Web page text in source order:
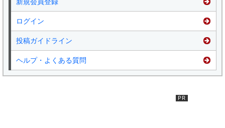
ログイン
投稿ガイドライン
ヘルプ・よくある質問